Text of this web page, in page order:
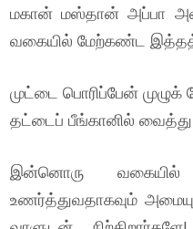
மகான் மஸ்தான் அப்பா
வகையில் மேற்கண்ட
முட்டை பொரிப்பேன் முழுக்
தட்டைப் பீங்கானில்
இன்னொரு
உணர்த்துவதாகவும்